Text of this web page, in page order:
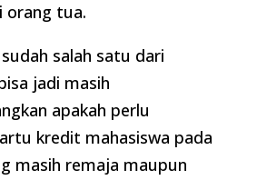
orang tua.
salah satu dari
jadi masih
apakah perlu
kredit mahasiswa pada
masih remaja maupun